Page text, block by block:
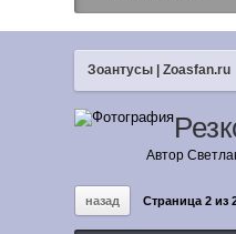
Зоантусы | Zoasfan.ru
Автор
назад Страница 2 из